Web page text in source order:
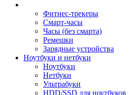
Фитнес-трекеры
Смарт-часы
Часы (без смарта)
Ремешки
Зарядные устройства
Ноутбуки и нетбуки
Ноутбуки
Нетбуки
Ультрабуки
HDD/SSD для ноутбуков